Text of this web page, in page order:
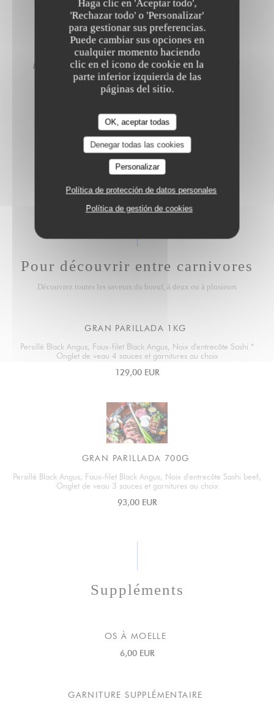
Haga clic en 'Aceptar todo',
'Rechazar todo' o 'Personalizar'
para gestionar sus preferencias.
Puede cambiar sus opciones en
cualquier momento haciendo
clic en el icono de cookie en la
parte inferior izquierda de las
páginas del sitio.
OK, aceptar todas
Denegar todas las cookies
Personalizar
Política de protección de datos personales
Política de gestión de cookies
FRITES
MESCLUN DE SALADE, OIGNONS ROUGES ET
MÉLANGES DE GRAINES
POLENTA CRÉMEUSE
POÊLÉE DE LÉGUMES
Pour découvrir entre carnivores
Découvrez toutes les saveurs du boeuf, à deux ou à plusieurs
GRAN PARILLADA 1KG
Persillé Black Angus, Faux-filet Black Angus, Noix d'entrecôte Sashi *
Onglet de veau 4 sauces et garnitures au choix
129,00 EUR
GRAN PARILLADA 700G
Persillé Black Angus, Faux-filet Black Angus, Noix d'entrecôte Sashi beef,
Onglet de veau 3 sauces et garnitures au choix
93,00 EUR
Suppléments
OS À MOELLE
6,00 EUR
GARNITURE SUPPLÉMENTAIRE